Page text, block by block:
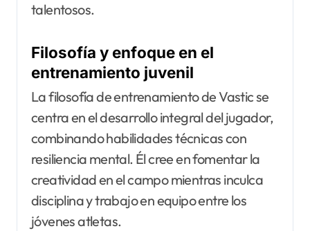
talentosos.
Filosofía y enfoque en el
entrenamiento juvenil
La filosofía de entrenamiento de Vastic se
centra en el desarrollo integral del jugador,
combinando habilidades técnicas con
resiliencia mental. Él cree en fomentar la
creatividad en el campo mientras inculca
disciplina y trabajo en equipo entre los
jóvenes atletas.